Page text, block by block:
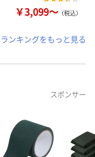
￥3,099～ （税込）
ランキングをもっと見る
スポンサー